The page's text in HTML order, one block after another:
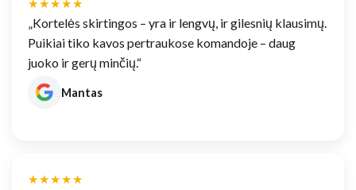
★★★★★
„Kortelės skirtingos – yra ir lengvų, ir gilesnių klausimų.
Puikiai tiko kavos pertraukose komandoje – daug
juoko ir gerų minčių.“
Mantas
★★★★★